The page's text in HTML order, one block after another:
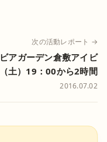
次の活動レポート →
アガーデン倉敷アイビ
土）19：00から2時間
2016.07.02